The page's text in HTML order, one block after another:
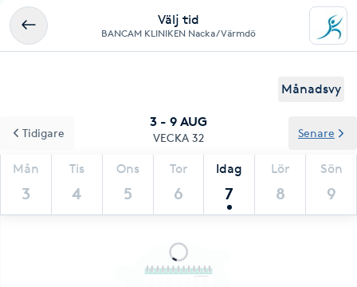
Välj tid
BANCAM KLINIKEN Nacka / Värmdö
Månadsvy
3 - 9 AUG
VECKA 32
Mån
3
Tis
4
Ons
5
Tor
6
Idag
7
Lör
8
Sön
9
Tidigare Senare